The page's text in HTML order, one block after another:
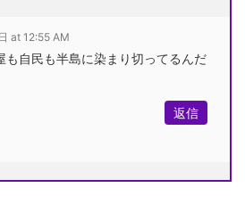
at 12:55 AM
も自民も半島に染まり切ってるんだ
返信